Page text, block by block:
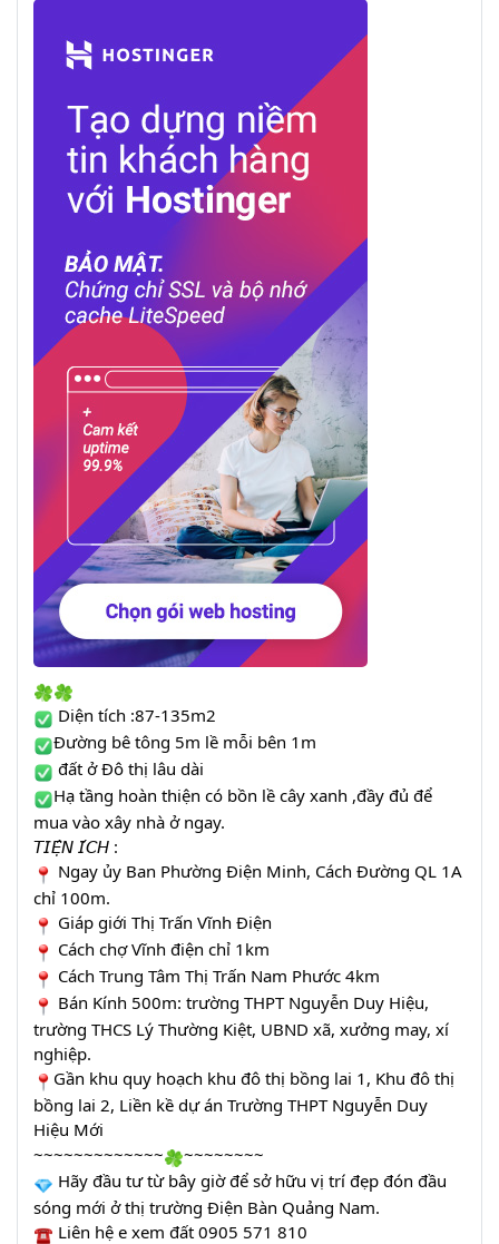
Diện tích :87-135m2
Đường bê tông 5m lề mỗi bên 1m
đất ở Đô thị lâu dài
Hạ tầng hoàn thiện có bồn lề cây xanh ,đầy đủ để
mua vào xây nhà ở ngay.
𝘛𝘐𝘌̣̂𝘕 𝘐́𝘊𝘏 :
Ngay ủy Ban Phường Điện Minh, Cách Đường QL 1A
chỉ 100m.
Giáp giới Thị Trấn Vĩnh Điện
Cách chợ Vĩnh điện chỉ 1km
Cách Trung Tâm Thị Trấn Nam Phước 4km
Bán Kính 500m: trường THPT Nguyễn Duy Hiệu,
trường THCS Lý Thường Kiệt, UBND xã, xưởng may, xí
nghiệp.
Gần khu quy hoạch khu đô thị bồng lai 1, Khu đô thị
bồng lai 2, Liền kề dự án Trường THPT Nguyễn Duy
Hiệu Mới
~~~~~~~~~~~~~
~~~~~~~~
Hãy đầu tư từ bây giờ để sở hữu vị trí đẹp đón đầu
sóng mới ở thị trường Điện Bàn Quảng Nam.
Liên hệ e xem đất 0905 571 810